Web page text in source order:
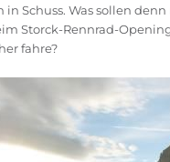
Schuss. Was sollen
Storck-Rennrad-
fahre?